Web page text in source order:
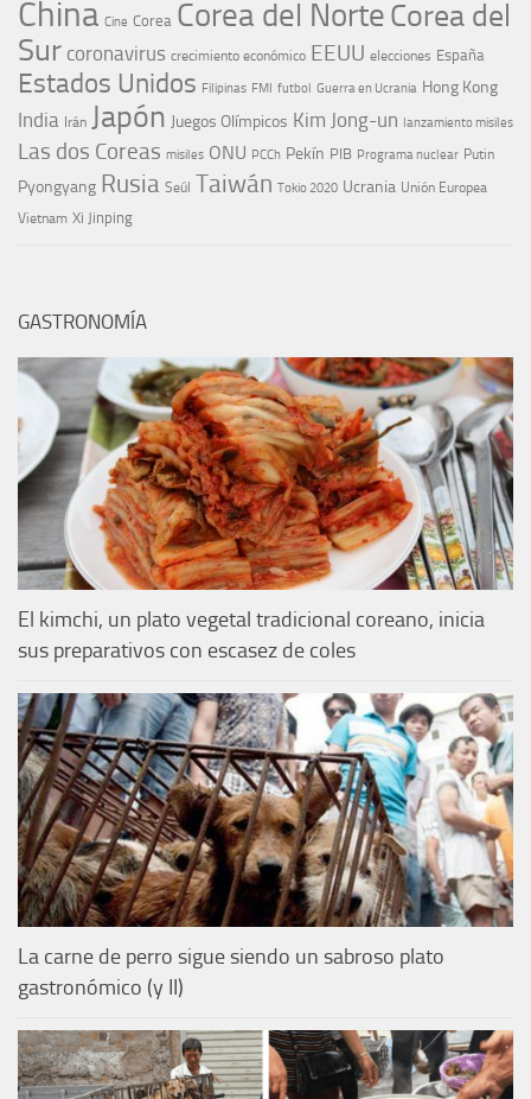
China Cine Corea Corea del NorteCorea del
Sur coronavirus crecimiento económico EEUU elecciones España
Estados Unidos Filipinas FMI futbol Guerra en Ucrania Hong Kong
India Irán Japón Juegos Olímpicos Kim Jong-un lanzamiento misiles
Las dos Coreas misiles ONU PCCh Pekín PIB Programa nuclear Putin
Pyongyang Rusia Seúl Taiwán Tokio 2020 Ucrania Unión Europea
Vietnam Xi Jinping
GASTRONOMÍA
El kimchi, un plato vegetal tradicional coreano, inicia
sus preparativos con escasez de coles
La carne de perro sigue siendo un sabroso plato
gastronómico (y II)